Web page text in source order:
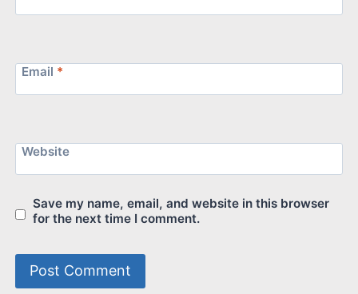
Email *
Website
Save my name, email, and website in this browser
for the next time I comment.